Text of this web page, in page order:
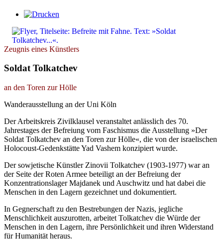
Zeugnis eines Künstlers
Soldat Tolkatchev
an den Toren zur Hölle
Wanderausstellung an der Uni Köln
Der Arbeitskreis Zivilklausel veranstaltet anlässlich des 70.
Jahrestages der Befreiung vom Faschismus die Ausstellung »Der
Soldat Tolkatchev an den Toren zur Hölle«, die von der israelischen
Holocoust-Gedenkstätte Yad Vashem konzipiert wurde.
Der sowjetische Künstler Zinovii Tolkatchev (1903-1977) war an
der Seite der Roten Armee beteiligt an der Befreiung der
Konzentrationslager Majdanek und Auschwitz und hat dabei die
Menschen in den Lagern gezeichnet und dokumentiert.
In Gegnerschaft zu den Bestrebungen der Nazis, jegliche
Menschlichkeit auszurotten, arbeitet Tolkatchev die Würde der
Menschen in den Lagern, ihre Persönlichkeit und ihren Widerstand
für Humanität heraus.